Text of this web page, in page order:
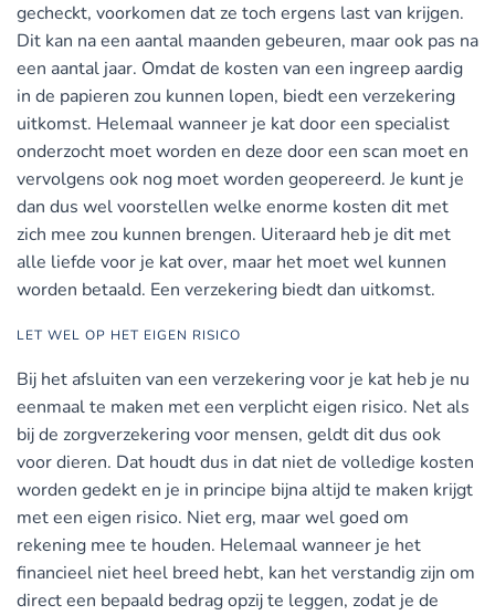
gecheckt, voorkomen dat ze toch ergens last van krijgen.
Dit kan na een aantal maanden gebeuren, maar ook pas na
een aantal jaar. Omdat de kosten van een ingreep aardig
in de papieren zou kunnen lopen, biedt een verzekering
uitkomst. Helemaal wanneer je kat door een specialist
onderzocht moet worden en deze door een scan moet en
vervolgens ook nog moet worden geopereerd. Je kunt je
dan dus wel voorstellen welke enorme kosten dit met
zich mee zou kunnen brengen. Uiteraard heb je dit met
alle liefde voor je kat over, maar het moet wel kunnen
worden betaald. Een verzekering biedt dan uitkomst.
LET WEL OP HET EIGEN RISICO
Bij het afsluiten van een verzekering voor je kat heb je nu
eenmaal te maken met een verplicht eigen risico. Net als
bij de zorgverzekering voor mensen, geldt dit dus ook
voor dieren. Dat houdt dus in dat niet de volledige kosten
worden gedekt en je in principe bijna altijd te maken krijgt
met een eigen risico. Niet erg, maar wel goed om
rekening mee te houden. Helemaal wanneer je het
financieel niet heel breed hebt, kan het verstandig zijn om
direct een bepaald bedrag opzij te leggen, zodat je de